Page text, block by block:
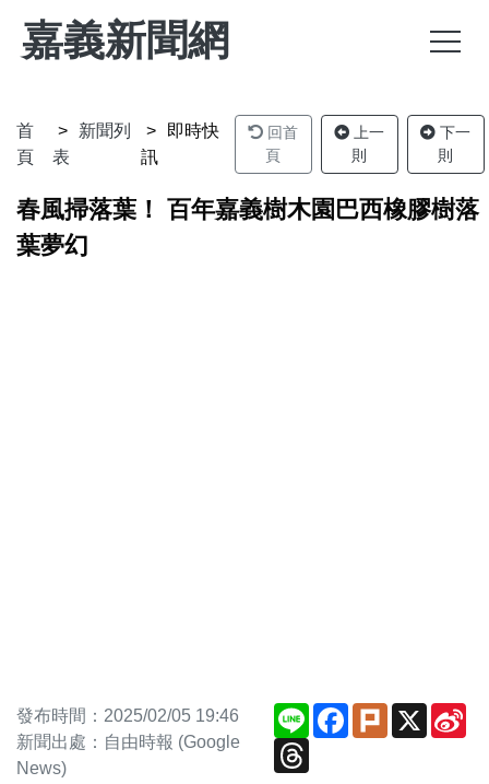
嘉義新聞網
首
頁
新聞列
表
即時快
訊
回首
頁
上一
則
下一
則
春風掃落葉！ 百年嘉義樹木園巴西橡膠樹落
葉夢幻
發布時間：2025/02/05 19:46
新聞出處：自由時報 (Google
News)
Line Facebook
Plurk X